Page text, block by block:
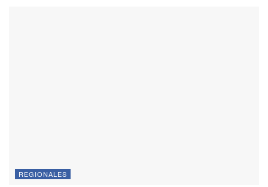
REGIONALES